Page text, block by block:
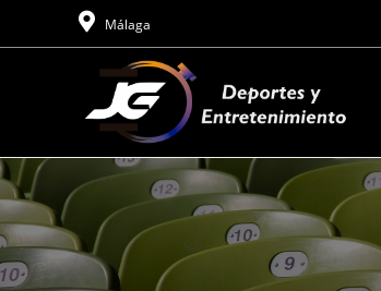
Málaga